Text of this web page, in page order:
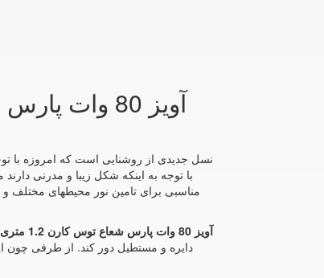
مناسبی برای تامین نور محیطهای مختلف و
لاین نوری SMD آویز 80 وات پارس شعاع توس کارن 1.2 متری چراغ خطی
دایره و مستطیل دور کند. از طرفی چون